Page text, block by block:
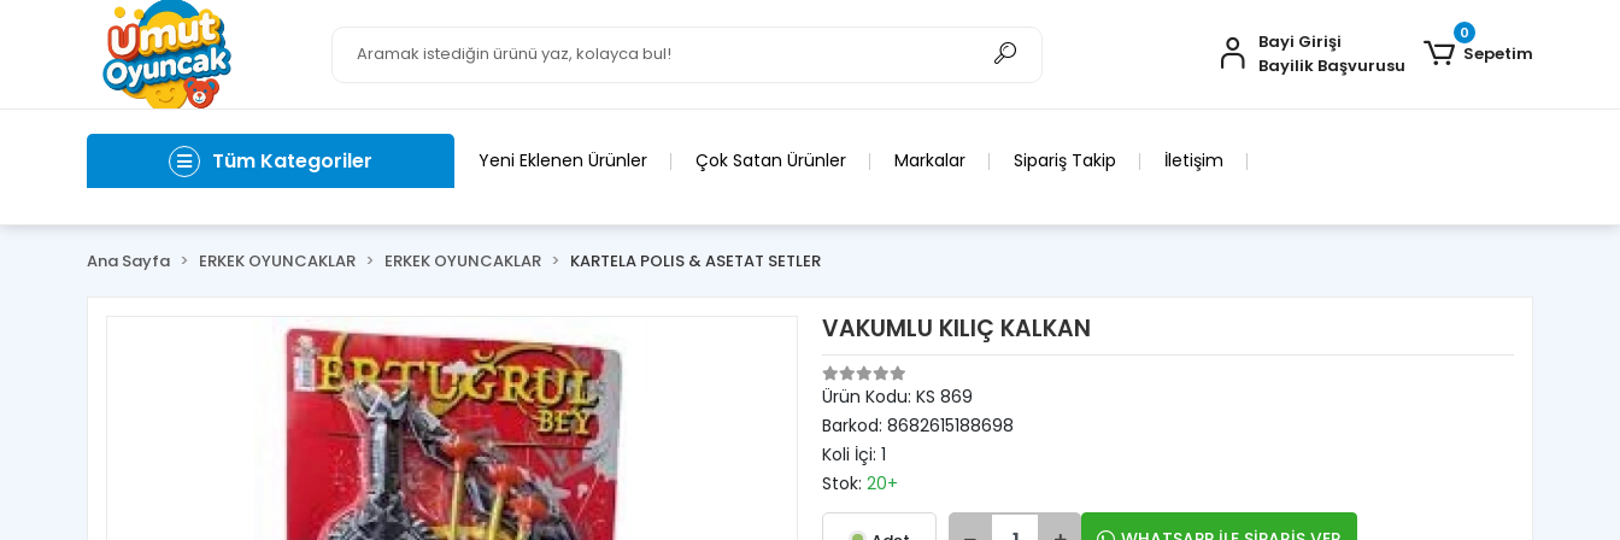
Bayi Girişi
Bayilik Başvurusu
0
Sepetim
Tüm Kategoriler Yeni Eklenen Ürünler Çok Satan Ürünler Markalar Sipariş Takip İletişim
Ana Sayfa ERKEK OYUNCAKLAR ERKEK OYUNCAKLAR KARTELA POLIS & ASETAT SETLER
VAKUMLU KILIÇ KALKAN
Ürün Kodu: KS 869
Barkod: 8682615188698
Koli İçi: 1
Stok: 20+